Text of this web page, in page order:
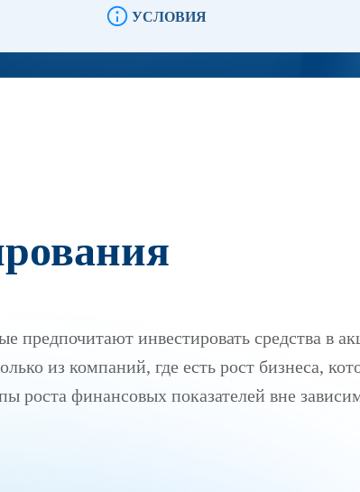
УСЛОВИЯ
предпочитают инвестировать средства в
из компаний, где есть рост бизнеса,
роста финансовых показателей вне